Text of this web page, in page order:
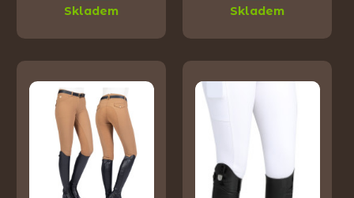
Skladem Skladem